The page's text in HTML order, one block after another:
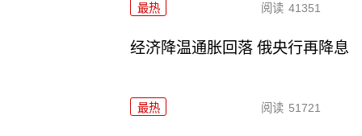
最热 阅读 41351
经济降温通胀回落 俄央行再降息
最热 阅读 51721